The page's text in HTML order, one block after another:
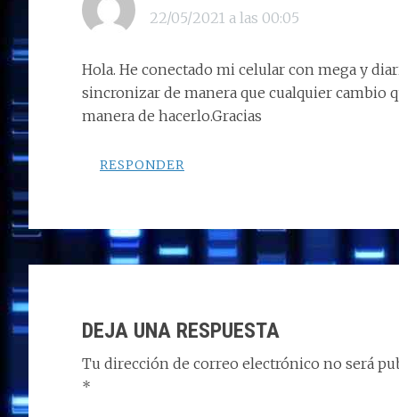
22/05/2021 a las 00:05
Hola. He conectado mi celular con mega y
sincronizar de manera que cualquier cambio
manera de hacerlo.Gracias
RESPONDER
DEJA UNA RESPUESTA
Tu dirección de correo electrónico no será
*